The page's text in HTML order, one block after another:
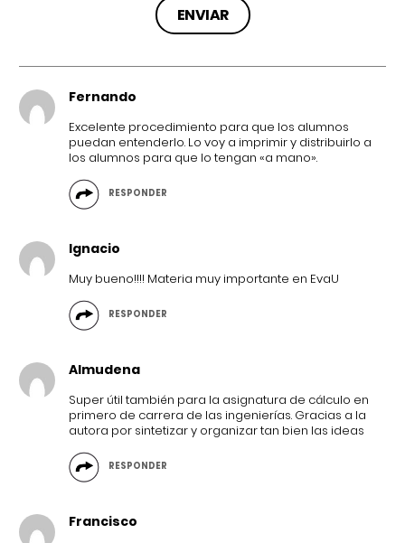
Fernando
Excelente procedimiento para que los alumnos
puedan entenderlo. Lo voy a imprimir y distribuirlo a
los alumnos para que lo tengan «a mano».
RESPONDER
Ignacio
Muy bueno!!!! Materia muy importante en EvaU
RESPONDER
Almudena
Super útil también para la asignatura de cálculo en
primero de carrera de las ingenierías. Gracias a la
autora por sintetizar y organizar tan bien las ideas
RESPONDER
Francisco